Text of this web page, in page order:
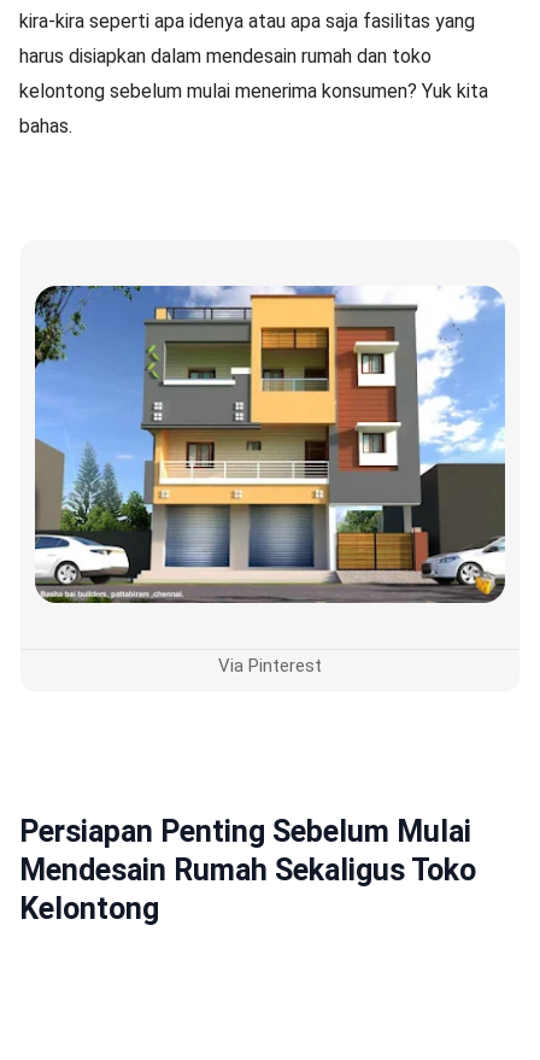
kira-kira seperti apa idenya atau apa saja fasilitas yang
harus disiapkan dalam mendesain rumah dan toko
kelontong sebelum mulai menerima konsumen? Yuk kita
bahas.
Via Pinterest
Persiapan Penting Sebelum Mulai
Mendesain Rumah Sekaligus Toko
Kelontong